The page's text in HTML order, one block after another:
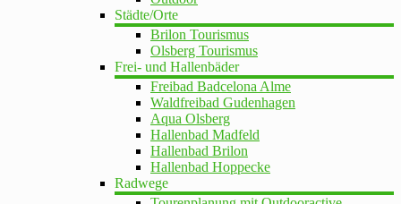
Städte/Orte
Brilon Tourismus
Olsberg Tourismus
Frei- und Hallenbäder
Freibad Badcelona Alme
Waldfreibad Gudenhagen
Aqua Olsberg
Hallenbad Madfeld
Hallenbad Brilon
Hallenbad Hoppecke
Radwege